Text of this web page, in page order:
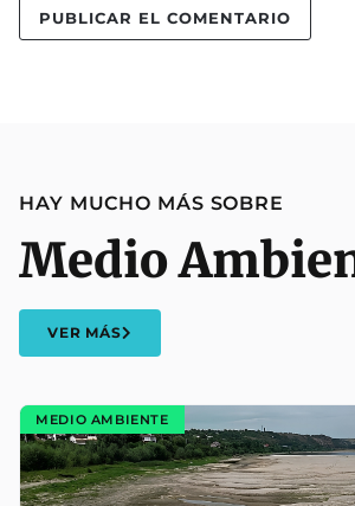
HAY MUCHO MÁS SOBRE
Medio
VER MÁS
MEDIO AMBIENTE